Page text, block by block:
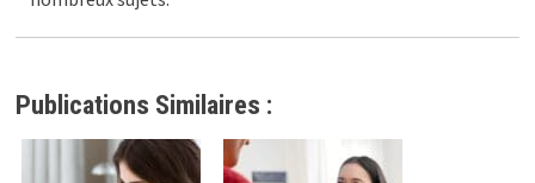
Publications Similaires :